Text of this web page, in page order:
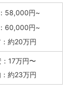
：58,000円~
：60,000円~
約20万円
17万円〜
約23万円